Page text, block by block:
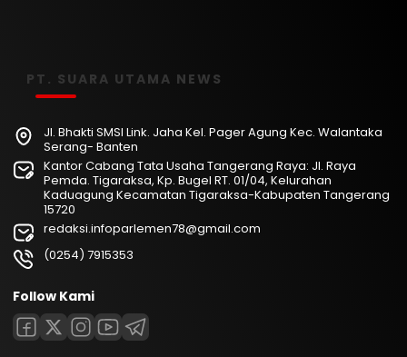
PT. SUARA UTAMA NEWS
Jl. Bhakti SMSI Link. Jaha Kel. Pager Agung Kec. Walantaka
Serang- Banten
Kantor Cabang Tata Usaha Tangerang Raya: Jl. Raya
Pemda. Tigaraksa, Kp. Bugel RT. 01/04, Kelurahan
Kaduagung Kecamatan Tigaraksa-Kabupaten Tangerang
15720
redaksi.infoparlemen78@gmail.com
(0254) 7915353
Follow Kami